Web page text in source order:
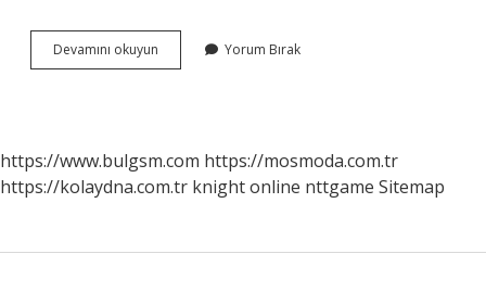
Devamını okuyun
Hat
Yorum Bırak
https://www.bulgsm.com https://mosmoda.com.tr
https://kolaydna.com.tr knight online nttgame Sitemap